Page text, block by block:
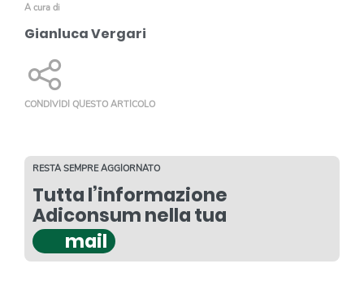
A cura di
Gianluca Vergari
CONDIVIDI QUESTO ARTICOLO
RESTA SEMPRE AGGIORNATO
Tutta l’informazione
Adiconsum nella tua
mail